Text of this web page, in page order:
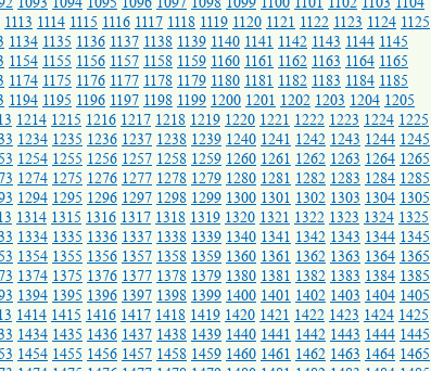
1113 1114 1115 1116 1117 1118 1119 1120 1121 1122 1123 1124 1125
1134 1135 1136 1137 1138 1139 1140 1141 1142 1143 1144 1145
1154 1155 1156 1157 1158 1159 1160 1161 1162 1163 1164 1165
1174 1175 1176 1177 1178 1179 1180 1181 1182 1183 1184 1185
1194 1195 1196 1197 1198 1199 1200 1201 1202 1203 1204 1205
1214 1215 1216 1217 1218 1219 1220 1221 1222 1223 1224 1225
1234 1235 1236 1237 1238 1239 1240 1241 1242 1243 1244 1245
1254 1255 1256 1257 1258 1259 1260 1261 1262 1263 1264 1265
1274 1275 1276 1277 1278 1279 1280 1281 1282 1283 1284 1285
1294 1295 1296 1297 1298 1299 1300 1301 1302 1303 1304 1305
1314 1315 1316 1317 1318 1319 1320 1321 1322 1323 1324 1325
1334 1335 1336 1337 1338 1339 1340 1341 1342 1343 1344 1345
1354 1355 1356 1357 1358 1359 1360 1361 1362 1363 1364 1365
1374 1375 1376 1377 1378 1379 1380 1381 1382 1383 1384 1385
1394 1395 1396 1397 1398 1399 1400 1401 1402 1403 1404 1405
1414 1415 1416 1417 1418 1419 1420 1421 1422 1423 1424 1425
1434 1435 1436 1437 1438 1439 1440 1441 1442 1443 1444 1445
1454 1455 1456 1457 1458 1459 1460 1461 1462 1463 1464 1465